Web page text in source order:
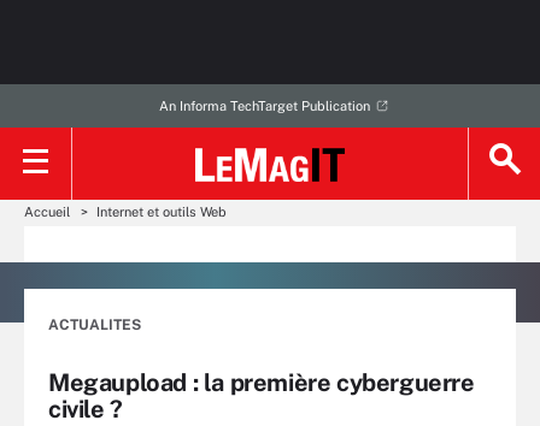
An Informa TechTarget Publication
Accueil Internet et outils Web
ACTUALITES
Megaupload : la première cyberguerre
civile ?